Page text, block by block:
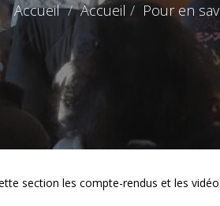
Accueil Accueil Pour en
section les compte-rendus et les